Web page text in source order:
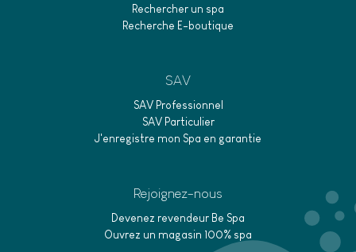
Rechercher un spa
Recherche E-boutique
SAV
SAV Professionnel
SAV Particulier
J'enregistre mon Spa en garantie
Rejoignez-nous
Devenez revendeur Be Spa
Ouvrez un magasin 100% spa